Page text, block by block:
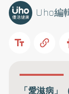
Uho編
「愛滋病